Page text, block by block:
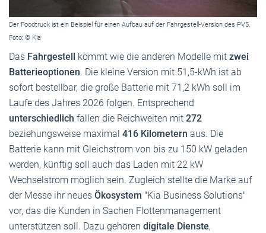
Der Foodtruck ist ein Beispiel für einen Aufbau auf der Fahrgestell-Version des PV5.
Foto: © Kia
Das Fahrgestell kommt wie die anderen Modelle mit zwei
Batterieoptionen. Die kleine Version mit 51,5-kWh ist ab
sofort bestellbar, die große Batterie mit 71,2 kWh soll im
Laufe des Jahres 2026 folgen. Entsprechend
unterschiedlich fallen die Reichweiten mit 272
beziehungsweise maximal 416 Kilometern aus. Die
Batterie kann mit Gleichstrom von bis zu 150 kW geladen
werden, künftig soll auch das Laden mit 22 kW
Wechselstrom möglich sein. Zugleich stellte die Marke auf
der Messe ihr neues Ökosystem "Kia Business Solutions"
vor, das die Kunden in Sachen Flottenmanagement
unterstützen soll. Dazu gehören digitale Dienste,